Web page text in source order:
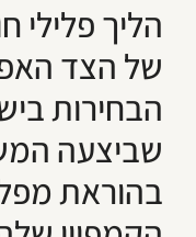
הליך פלילי
של הצד
הבחירות
שביצעה
בהוראת